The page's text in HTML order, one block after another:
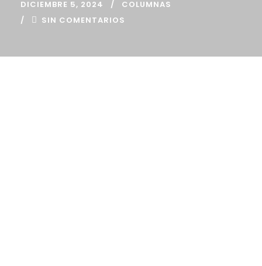
DICIEMBRE 5, 2024
COLUMNAS
SIN COMENTARIOS